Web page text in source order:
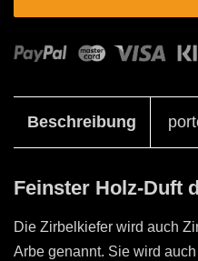
Beschreibung
Feinster Holz-Duft
Die Zirbelkiefer wird auch
Arbe genannt. Sie wird